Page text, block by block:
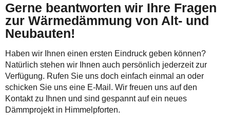
Gerne beantworten wir Ihre Fragen
zur Wärmedämmung von Alt- und
Neubauten!
Haben wir Ihnen einen ersten Eindruck geben können?
Natürlich stehen wir Ihnen auch persönlich jederzeit zur
Verfügung. Rufen Sie uns doch einfach einmal an oder
schicken Sie uns eine E-Mail. Wir freuen uns auf den
Kontakt zu Ihnen und sind gespannt auf ein neues
Dämmprojekt in Himmelpforten.